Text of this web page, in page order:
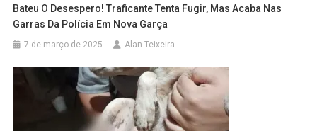
Bateu O Desespero! Traficante Tenta Fugir, Mas Acaba Nas
Garras Da Polícia Em Nova Garça
7 de março de 2025 Alan Teixeira